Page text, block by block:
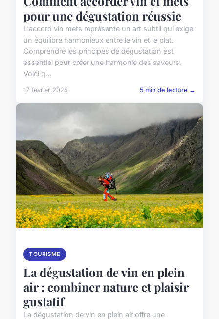
pour une dégustation réussie
L'accord vin mets représente un art subtil qui exige
un équilibre harmonieux entre le vin et le plat.
Comprendre les principes de dégustation est
essentiel pour créer une harmonie des saveurs.
Voici q...
17 février 2025 5 min de lecture →
TOURISME
La dégustation de vin en plein
air : combiner nature et plaisir
gustatif
La dégustation de vin en plein air offre une